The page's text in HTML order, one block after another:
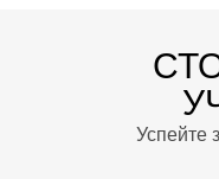
Успейте
на